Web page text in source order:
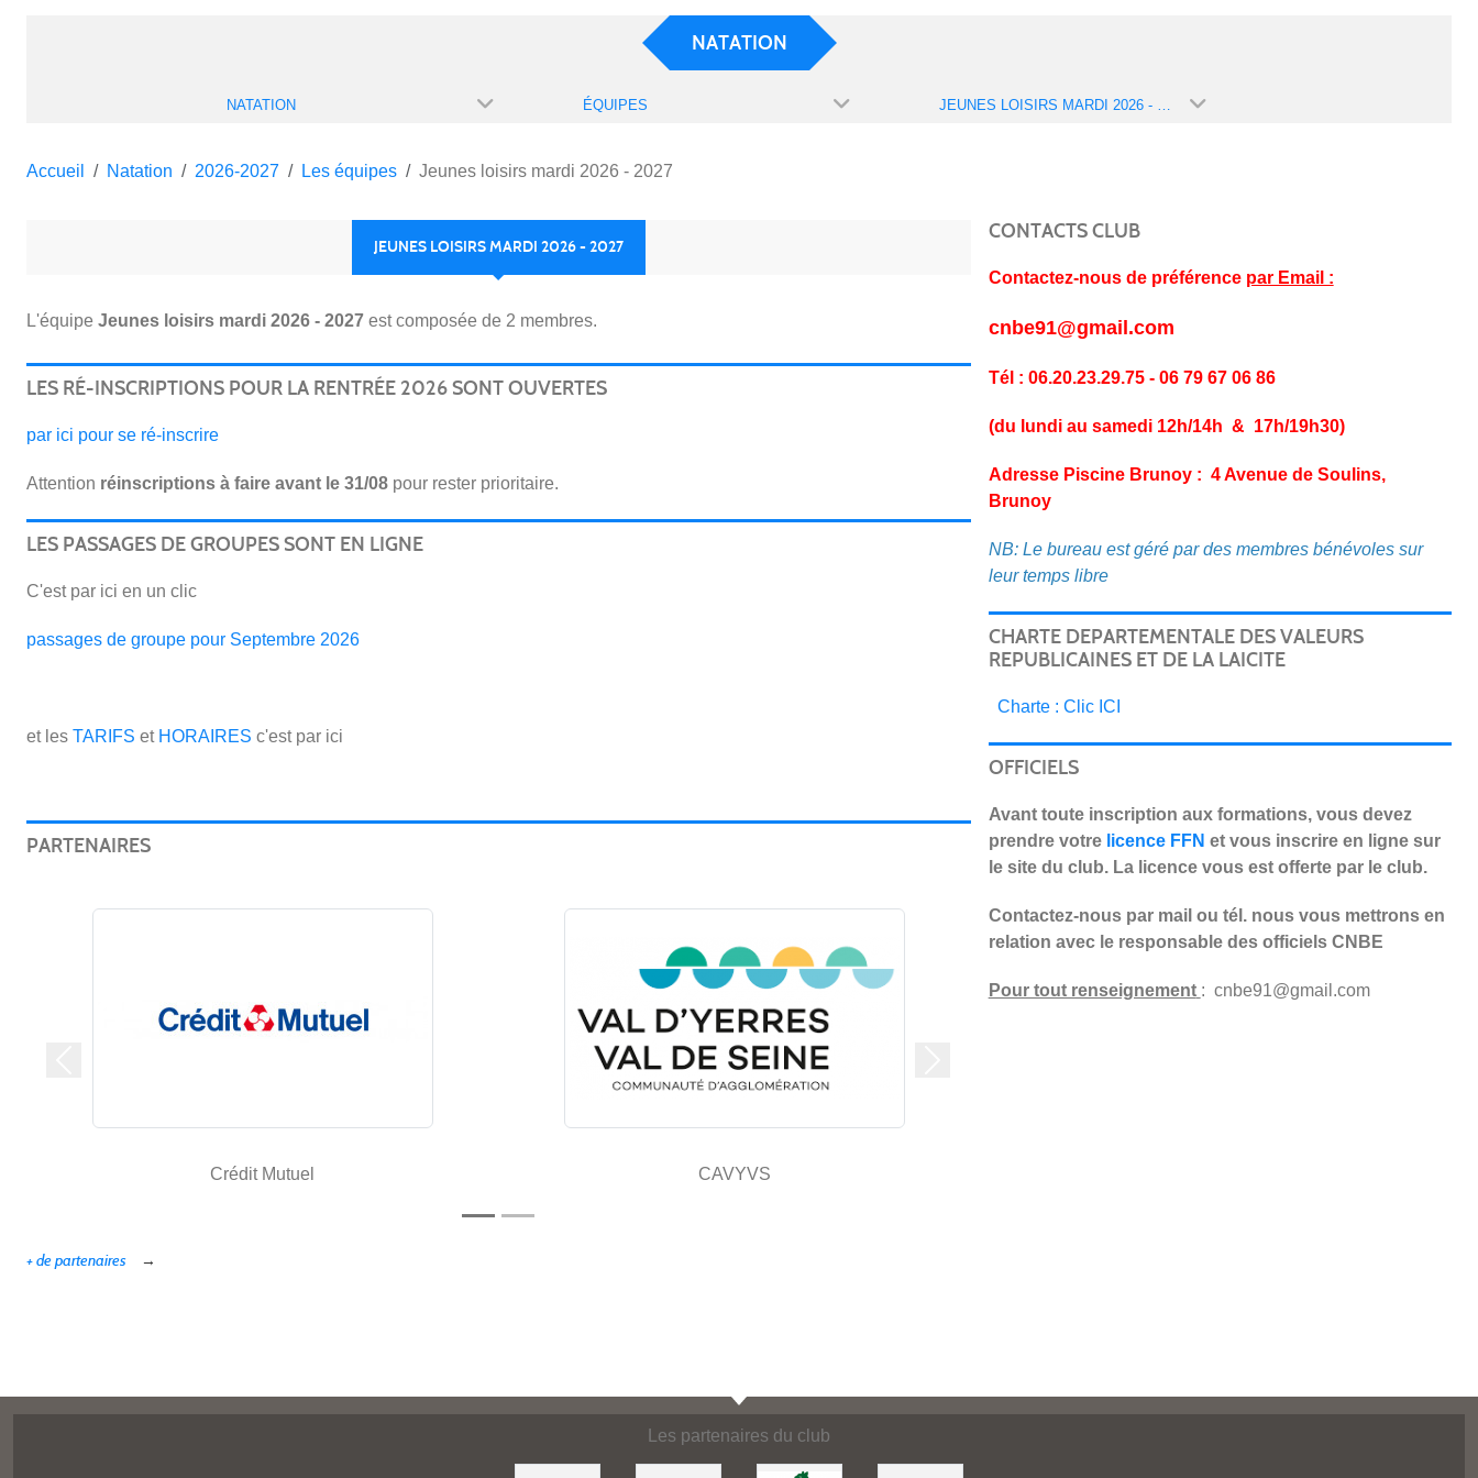
NATATION
NATATION ÉQUIPES
Accueil Natation 2026-2027 Les équipes Jeunes loisirs mardi 2026 - 2027
JEUNES LOISIRS MARDI 2026 - 2027
L'équipe Jeunes loisirs mardi 2026 - 2027 est composée de 2 membres.
LES RÉ-INSCRIPTIONS POUR LA RENTRÉE 2026 SONT OUVERTES
par ici pour se ré-inscrire
Attention réinscriptions à faire avant le 31/08 pour rester prioritaire.
LES PASSAGES DE GROUPES SONT EN LIGNE
C'est par ici en un clic
passages de groupe pour Septembre 2026
et les TARIFS et HORAIRES c'est par ici
PARTENAIRES
Crédit Mutuel CAVYVS
+ de partenaires
CONTACTS CLUB
Contactez-nous de préférence par Email :
cnbe91@gmail.com
Tél : 06.20.23.29.75 - 06 79 67 06 86
(du lundi au samedi 12h/14h & 17h/19h30)
Adresse Piscine Brunoy : 4 Avenue de Soulins,
Brunoy
NB: Le bureau est géré par des membres bénévoles sur
leur temps libre
CHARTE DEPARTEMENTALE DES VALEURS
REPUBLICAINES ET DE LA LAICITE
Charte : Clic ICI
OFFICIELS
Avant toute inscription aux formations, vous devez
prendre votrelicence FFN et vous inscrire en ligne sur
le site du club. La licence vous est offerte par le club.
Contactez-nous par mail ou tél. nous vous mettrons en
relation avec le responsable des officiels CNBE
Pour tout renseignement : cnbe91@gmail.com
Les partenaires du club